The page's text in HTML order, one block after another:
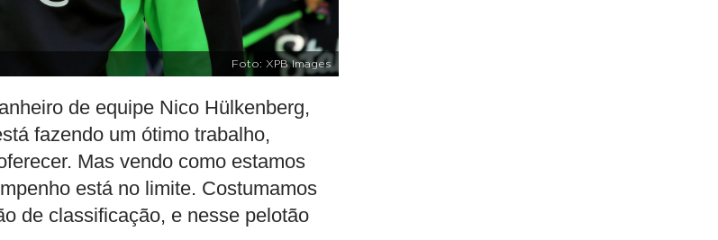
Foto: XPB Images
de equipe Nico Hülkenberg,
fazendo um ótimo trabalho,
Mas vendo como estamos
está no limite. Costumamos
de classificação, e nesse pelotão